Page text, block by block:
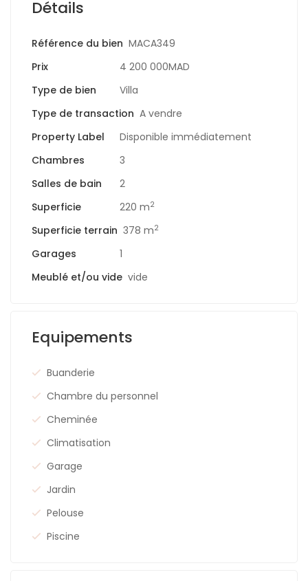
Détails
Référence du bien MACA349
Prix
4 200 000MAD
Type de bien
Villa
Type de transaction A vendre
Property Label
Disponible immédiatement
Chambres
3
Salles de bain
2
Superficie
220 m2
Superficie terrain 378 m2
Garages
1
Meublé et/ou vide vide
Equipements
Buanderie
Chambre du personnel
Cheminée
Climatisation
Garage
Jardin
Pelouse
Piscine